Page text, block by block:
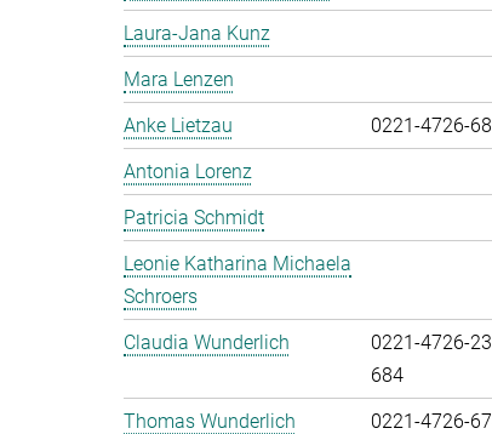
Laura-Jana Kunz
Mara Lenzen
Anke Lietzau
0221-4726-
Antonia Lorenz
Patricia Schmidt
Leonie Katharina Michaela
Schroers
Claudia Wunderlich
0221-4726-
684
Thomas Wunderlich 0221-4726-